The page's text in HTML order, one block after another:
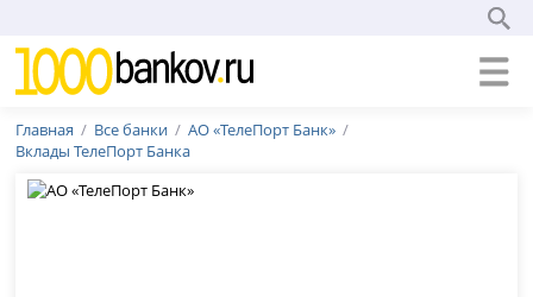
Главная Все банки
АО «ТелеПорт Банк»
Вклады ТелеПорт Банка